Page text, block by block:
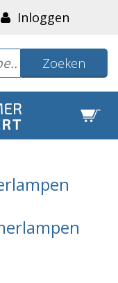
Inloggen
Zoeken